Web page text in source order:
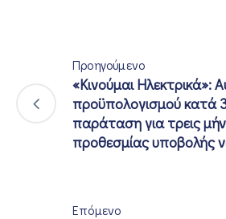
Προηγούμενο
«Κινούμαι Ηλεκτρικά»:
προϋπολογισμού κατά
παράταση για τρεις
προθεσμίας υποβολής
Επόμενο